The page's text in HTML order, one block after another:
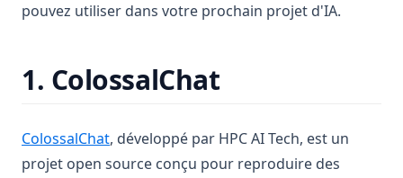
pouvez utiliser dans votre prochain projet d'IA.
1. ColossalChat
ColossalChat(opens in a new tab)
, développé par HPC AI Tech, est un
projet open source conçu pour reproduire des